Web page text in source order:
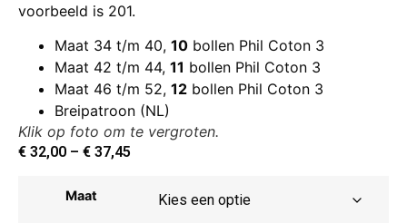
voorbeeld is 201.
Maat 34 t/m 40, 10 bollen Phil Coton 3
Maat 42 t/m 44, 11 bollen Phil Coton 3
Maat 46 t/m 52, 12 bollen Phil Coton 3
Breipatroon (NL)
Klik op foto om te vergroten.
€ 32,00 – € 37,45
Maat